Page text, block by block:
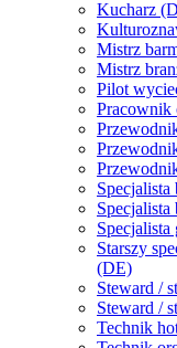
Kucharz
Mistrz
Mistrz
Pilot
Pracownik
Starszy
(DE)
Steward /
Steward /
Technik